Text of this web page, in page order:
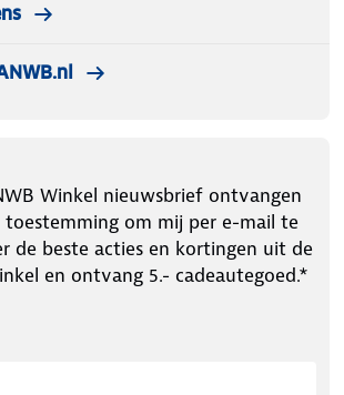
Winkel nieuwsbrief ontvangen
toestemming om mij per e-mail te
de beste acties en kortingen uit de
en ontvang 5.- cadeautegoed.*